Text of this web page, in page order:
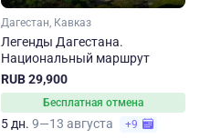
Дагестан, Кавказ
Легенды Дагестана.
Национальный маршрут
RUB 29,900
Бесплатная отмена
5 дн. 9—13 августа +9